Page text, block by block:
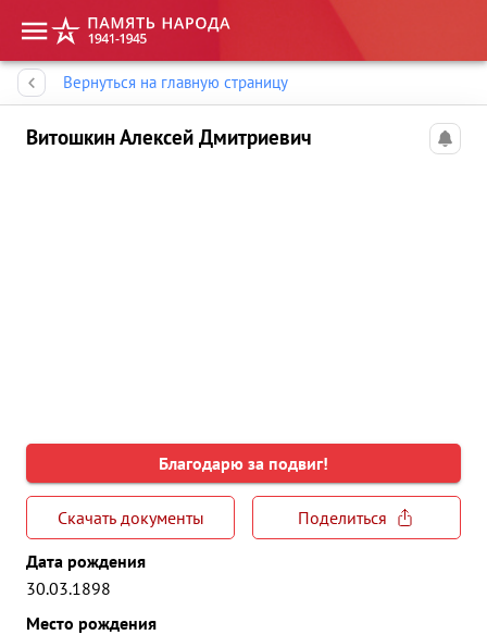
Вернуться на главную страницу
Витошкин Алексей Дмитриевич
Благодарю за подвиг!
Скачать документы
Поделиться
Дата рождения
30.03.1898
Место рождения
Память народа